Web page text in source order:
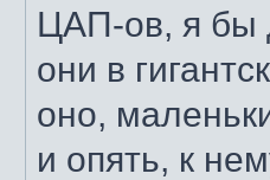
ЦАП-ов, я бы
они в
оно,
и опять, к